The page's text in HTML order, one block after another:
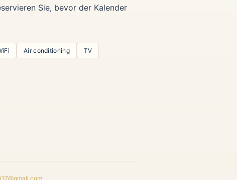
Sie, bevor der Kalender
Air conditioning TV